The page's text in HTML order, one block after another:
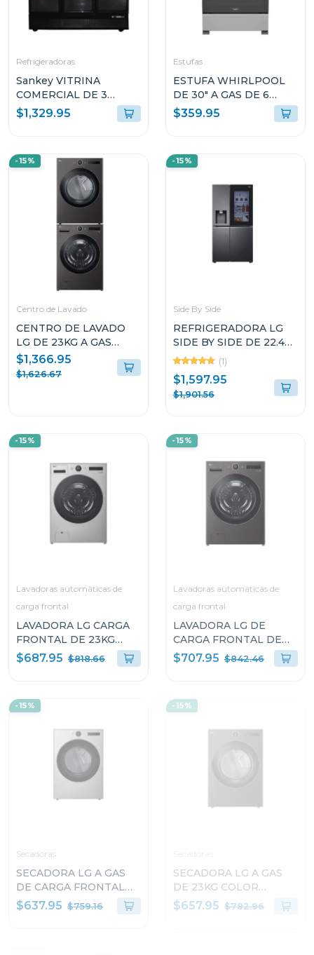
Refrigeradoras
Sankey VITRINA
COMERCIAL DE 3
PUERTAS 58.8P³
RFD60N91 COLOR
$1,329.95
Estufas
ESTUFA WHIRLPOOL
DE 30" A GAS DE 6
QUEMADORES
LWFR5200D
$359.95
-15%
Centro de Lavado
CENTRO DE LAVADO
LG DE 23KG A GAS
COLOR NEGRO
WM23B/DF74B
$1,366.95
$1,626.67
-15%
Side By Side
REFRIGERADORA LG
SIDE BY SIDE DE 22.4P³
INSTAVIEW DOOR IN
DOOR CRAFT ICE
VS25XHWCB
(1)
$1,597.95
$1,901.56
-15%
Lavadoras automáticas de
carga frontal
LAVADORA LG CARGA
FRONTAL DE 23KG
TURBOWASH 360 AI
DD CON VAPOR
$687.95 $818.66
-15%
Lavadoras automáticas de
carga frontal
LAVADORA LG DE
CARGA FRONTAL DE
23KG TURBOWASH 360
AI DD CON VAPOR
$707.95 $842.46
-15%
Secadoras
SECADORA LG A GAS
DE CARGA FRONTAL
22KG COLOR GRIS
THINQ DF74VFXS6
$637.95 $759.16
-15%
SECADORA LG A GAS
DE 23KG COLOR
NEGRO THINQ
D74BFXS6
$657.95 $782.96